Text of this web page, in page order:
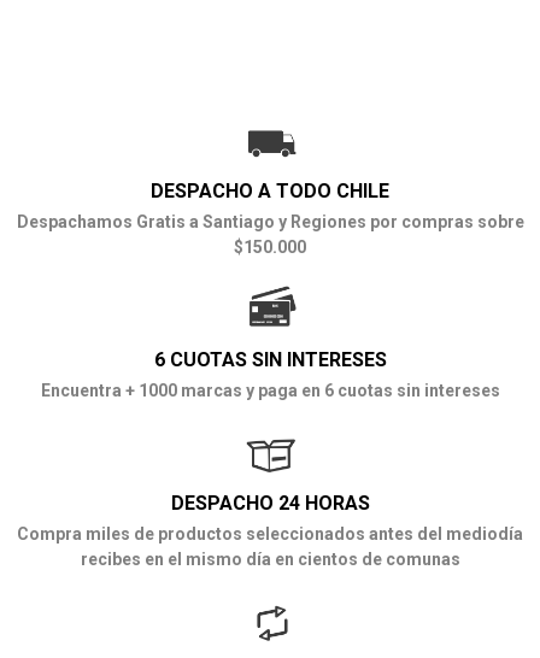
DESPACHO A TODO CHILE
Despachamos Gratis a Santiago y Regiones por compras sobre
$150.000
6 CUOTAS SIN INTERESES
Encuentra + 1000 marcas y paga en 6 cuotas sin intereses
DESPACHO 24 HORAS
Compra miles de productos seleccionados antes del mediodía
recibes en el mismo día en cientos de comunas